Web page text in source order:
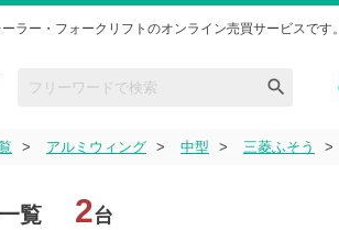
ラー・フォークリフトのオンライン売買サービスです。
アルミウィング 中型 三菱ふそう
覧 2台